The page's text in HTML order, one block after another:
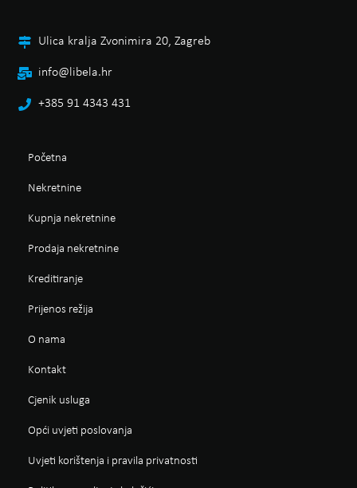
Ulica kralja Zvonimira 20, Zagreb
info@libela.hr
+385 91 4343 431
Početna
Nekretnine
Kupnja nekretnine
Prodaja nekretnine
Kreditiranje
Prijenos režija
O nama
Kontakt
Cjenik usluga
Opći uvjeti poslovanja
Uvjeti korištenja i pravila privatnosti